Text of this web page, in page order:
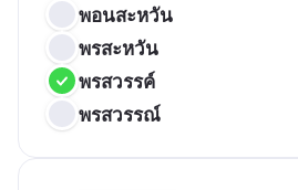
พอนสะหวัน
พรสะหวัน
พรสวรรค์
พรสวรรณ์